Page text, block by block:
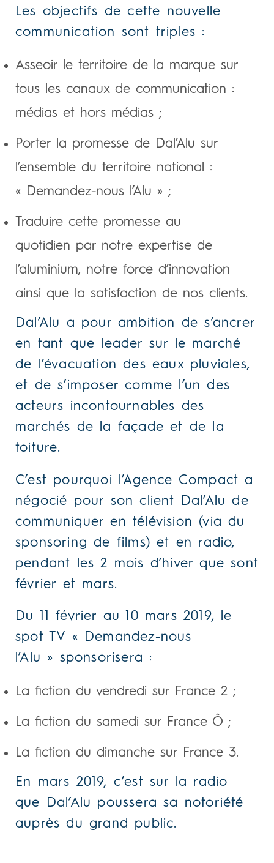
Les objectifs de cette nouvelle
communication sont triples :
Asseoir le territoire de la marque sur
tous les canaux de communication :
médias et hors médias ;
Porter la promesse de Dal’Alu sur
l’ensemble du territoire national :
« Demandez-nous l’Alu » ;
Traduire cette promesse au
quotidien par notre expertise de
l’aluminium, notre force d’innovation
ainsi que la satisfaction de nos clients.
Dal’Alu a pour ambition de s’ancrer
en tant que leader sur le marché
de l’évacuation des eaux pluviales,
et de s’imposer comme l’un des
acteurs incontournables des
marchés de la façade et de la
toiture.
C’est pourquoi l’Agence Compact a
négocié pour son client Dal’Alu de
communiquer en télévision (via du
sponsoring de films) et en radio,
pendant les 2 mois d’hiver que sont
février et mars.
Du 11 février au 10 mars 2019, le
spot TV « Demandez-nous
l’Alu » sponsorisera :
La fiction du vendredi sur France 2 ;
La fiction du samedi sur France Ô ;
La fiction du dimanche sur France 3.
En mars 2019, c’est sur la radio
que Dal’Alu poussera sa notoriété
auprès du grand public.